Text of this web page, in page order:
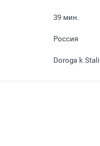
39 мин.
Россия
Doroga k